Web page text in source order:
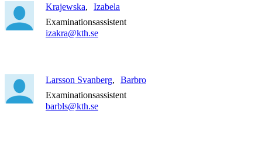
Krajewska
Izabela
Examinationsassistent
izakra@kth.se
Larsson Svanberg
Barbro
Examinationsassistent
barbls@kth.se